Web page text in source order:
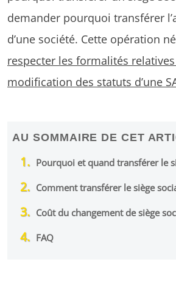
demander pourquoi transférer
d’une société. Cette opération
respecter les formalités
modification des statuts d’une
AU SOMMAIRE DE CET
Pourquoi et quand transférer le
Comment transférer le siège
Coût du changement de siège
FAQ